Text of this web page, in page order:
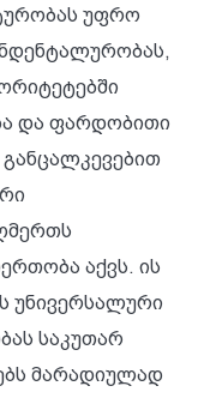
უფრო
და ფარდობითი
აქვს. ის
უნივერსალური
საკუთარ
მარადიულად